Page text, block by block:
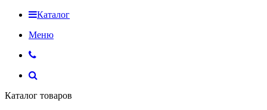
Каталог
Меню
Каталог товаров